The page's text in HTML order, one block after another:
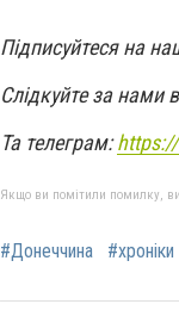
Підписуйтеся на
Слідкуйте за нами в
Та телеграм:
Якщо ви помітили помилку,
#Донеччина #хроніки